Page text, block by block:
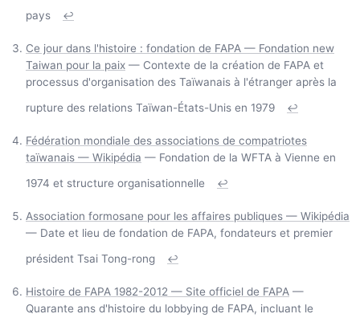
pays
↩
Ce jour dans l'histoire : fondation de FAPA — Fondation new
Taiwan pour la paix — Contexte de la création de FAPA et
processus d'organisation des Taïwanais à l'étranger après la
rupture des relations Taïwan-États-Unis en 1979
↩
Fédération mondiale des associations de compatriotes
taïwanais — Wikipédia — Fondation de la WFTA à Vienne en
1974 et structure organisationnelle
↩
Association formosane pour les affaires publiques — Wikipédia
— Date et lieu de fondation de FAPA, fondateurs et premier
président Tsai Tong-rong
↩
Histoire de FAPA 1982-2012 — Site officiel de FAPA —
Quarante ans d'histoire du lobbying de FAPA, incluant le